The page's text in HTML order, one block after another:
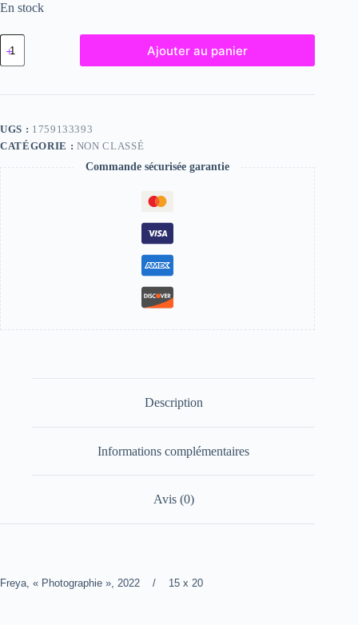
En stock
quantité
de
Freya,
2022
x
20
Ajouter au panier
UGS : 1759133393
CATÉGORIE : NON CLASSÉ
Commande sécurisée garantie
Description
Informations complémentaires
Avis (0)
Freya, « Photographie », 2022 / 15 x 20